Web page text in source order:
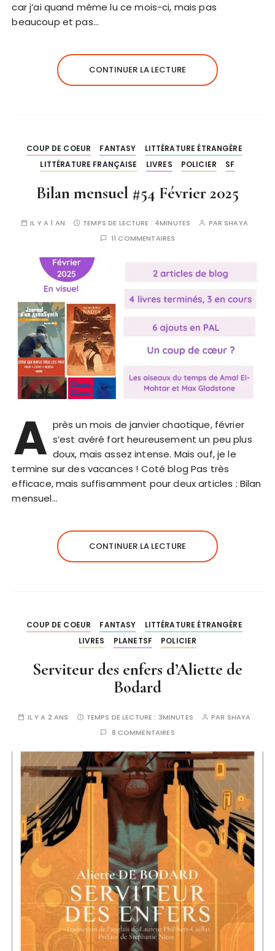
car j’ai quand même lu ce mois-ci, mais pas
beaucoup et pas…
CONTINUER LA LECTURE
COUP DE COEUR FANTASY
LITTÉRATURE ÉTRANGÈRE
LITTÉRATURE FRANÇAISE
LIVRES POLICIER SF
Bilan mensuel #54 Février 2025
IL Y A 1 AN TEMPS DE LECTURE : 4MINUTES PAR SHAYA
11 COMMENTAIRES
A près un mois de janvier chaotique, février
s’est avéré fort heureusement un peu plus
doux, mais assez intense. Mais ouf, je le
termine sur des vacances ! Coté blog Pas très
efficace, mais suffisamment pour deux articles : Bilan
mensuel…
CONTINUER LA LECTURE
COUP DE COEUR FANTASY
LITTÉRATURE ÉTRANGÈRE
LIVRES
PLANETSF POLICIER
Serviteur des enfers d’Aliette de
Bodard
IL Y A 2 ANS TEMPS DE LECTURE : 3MINUTES PAR SHAYA
8 COMMENTAIRES